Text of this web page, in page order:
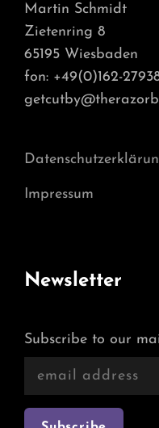
Martin Schmidt
Zietenring 8
65195 Wiesbaden
fon: +49(0)162-
Impressum
Newsletter
Subscribe to our